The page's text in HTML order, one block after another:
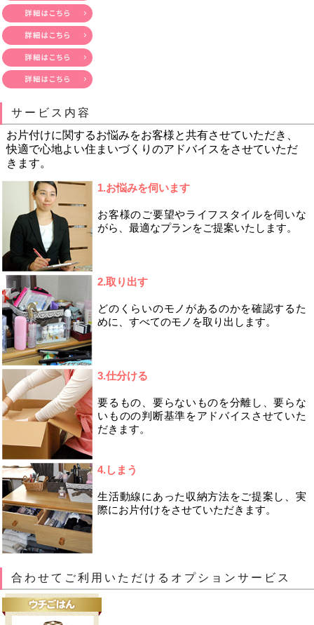
サービス内容
お片付けに関するお悩みをお客様と共有させていただき、
快適で心地よい住まいづくりのアドバイスをさせていただ
きます。
1.お悩みを伺います
お客様のご要望やライフスタイルを伺いな
がら、最適なプランをご提案いたします。
2.取り出す
どのくらいのモノがあるのかを確認するた
めに、すべてのモノを取り出します。
3.仕分ける
要るもの、要らないものを分離し、要らな
いものの判断基準をアドバイスさせていた
だきます。
4.しまう
生活動線にあった収納方法をご提案し、実
際にお片付けをさせていただきます。
合わせてご利用いただけるオプションサービス